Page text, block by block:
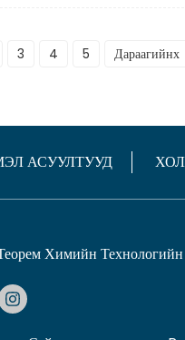
3 4 5 Дараагийнх
АСУУЛТУУД
Химийн